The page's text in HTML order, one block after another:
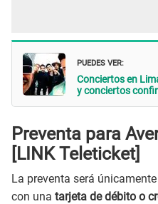
PUEDES VER:
Conciertos en
y conciertos
Preventa para
[LINK Teleticket]
La preventa será
con una tarjeta de débito o